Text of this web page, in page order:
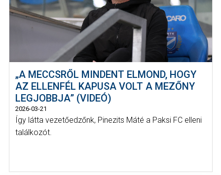
„A MECCSRŐL MINDENT ELMOND, HOGY
AZ ELLENFÉL KAPUSA VOLT A MEZŐNY
LEGJOBBJA” (VIDEÓ)
2026-03-21
Így látta vezetőedzőnk, Pinezits Máté a Paksi FC elleni
találkozót.